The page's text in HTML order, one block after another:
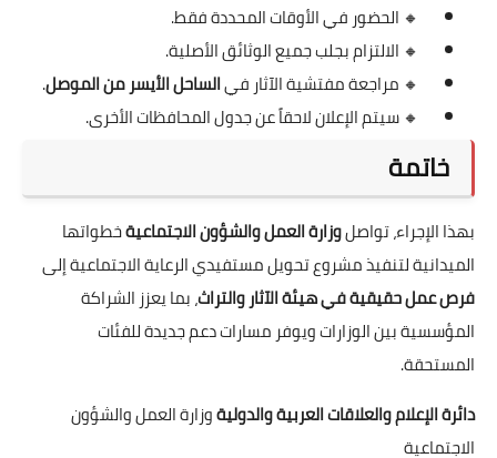
🔸 الحضور في الأوقات المحددة فقط.
🔸 الالتزام بجلب جميع الوثائق الأصلية.
🔸 مراجعة مفتشية الآثار فيالساحل الأيسر من الموصل.
🔸 سيتم الإعلان لاحقاً عن جدول المحافظات الأخرى.
خاتمة
بهذا الإجراء، تواصلوزارة العمل والشؤون الاجتماعيةخطواتها
الميدانية لتنفيذ مشروع تحويل مستفيدي الرعاية الاجتماعية إلى
فرص عمل حقيقية في هيئة الآثار والتراث، بما يعزز الشراكة
المؤسسية بين الوزارات ويوفر مسارات دعم جديدة للفئات
المستحقة.
دائرة الإعلام والعلاقات العربية والدوليةوزارة العمل والشؤون
الاجتماعية